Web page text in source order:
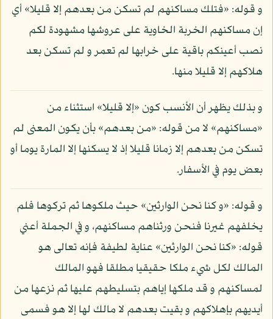
و قوله: «فتلك مساكنهم لم تسكن من بعدهم إلا قليلا» أي
إن مساكنهم الخربة الخاوية على عروشها مشهودة لكم
نصب أعينكم باقية على خرابها لم تعمر و لم تسكن بعد
هلاكهم إلا قليلا منها.
و بذلك يظهر أن الأنسب كون «إلا قليلا» استثناء من
«مساكنهم» لا من قوله: «من بعدهم» بأن يكون المعنى لم
تسكن من بعدهم إلا زمانا قليلا إذ لا يسكنها إلا المارة يوما أو
بعض يوم في الأسفار.
و قوله: «و كنا نحن الوارثين» حيث ملكوها ثم تركوها فلم
يخلفهم غيرنا فنحن ورثناهم مساكنهم، و في الجملة أعني
قوله: «كنا نحن الوارثين» عناية لطيفة فإنه تعالى هو
المالك لكل شيء ملكا حقيقيا مطلقا فهو المالك
لمساكنهم و قد ملكها إياهم بتسليطهم عليها ثم نزعها من
أيديهم بإهلاكهم و بقيت بعدهم لا مالك لها إلا هو فسمى